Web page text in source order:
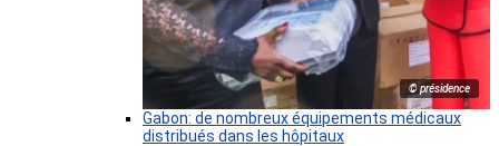
© présidence
Gabon: de nombreux équipements médicaux
distribués dans les hôpitaux